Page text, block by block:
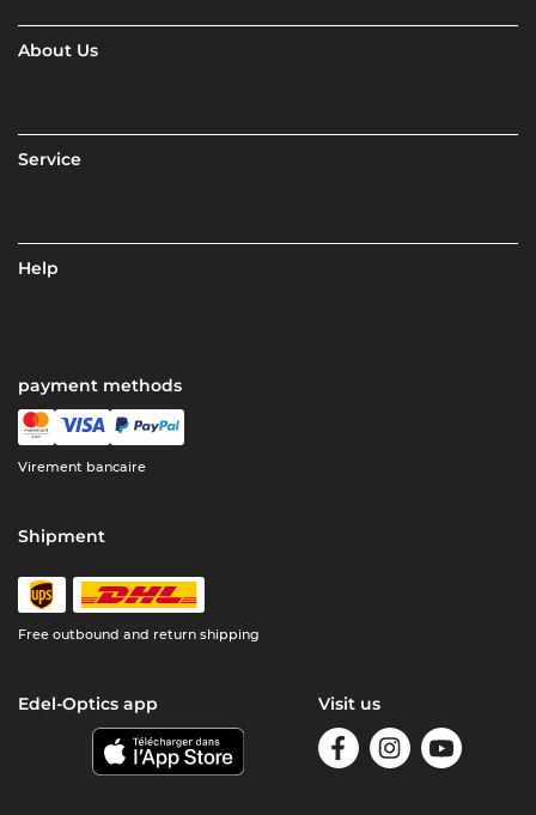
About Us
Service
Help
payment methods
Virement bancaire
Shipment
Free outbound and return shipping
Edel-Optics app Visit us